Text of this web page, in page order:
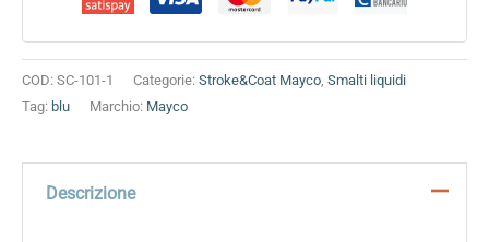
COD: SC-101-1 Categorie: Stroke&Coat Mayco Smalti liquidi
Tag: blu Marchio: Mayco
Descrizione